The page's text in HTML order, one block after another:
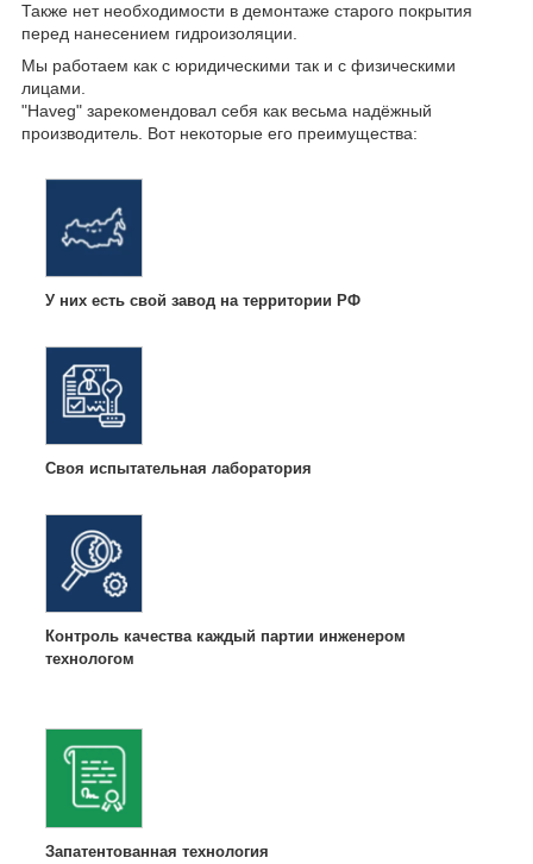
Также нет необходимости в демонтаже старого покрытия
перед нанесением гидроизоляции.
Мы работаем как с юридическими так и с физическими
лицами.
"Haveg" зарекомендовал себя как весьма надёжный
производитель. Вот некоторые его преимущества:
У них есть свой завод на территории РФ
Своя испытательная лаборатория
Контроль качества каждый партии инженером
технологом
Запатентованная технология